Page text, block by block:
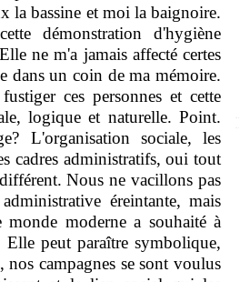
la bassine et moi la baignoire.
démonstration d'hygiène
ne m'a jamais affecté certes
dans un coin de ma mémoire.
ces personnes et cette
logique et naturelle. Point.
L'organisation sociale, les
cadres administratifs, oui tout
Nous ne vacillons pas
éreintante, mais
monde moderne a souhaité à
Elle peut paraître symbolique,
nos campagnes se sont voulus